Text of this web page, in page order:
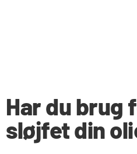
Har du brug
sløjfet din